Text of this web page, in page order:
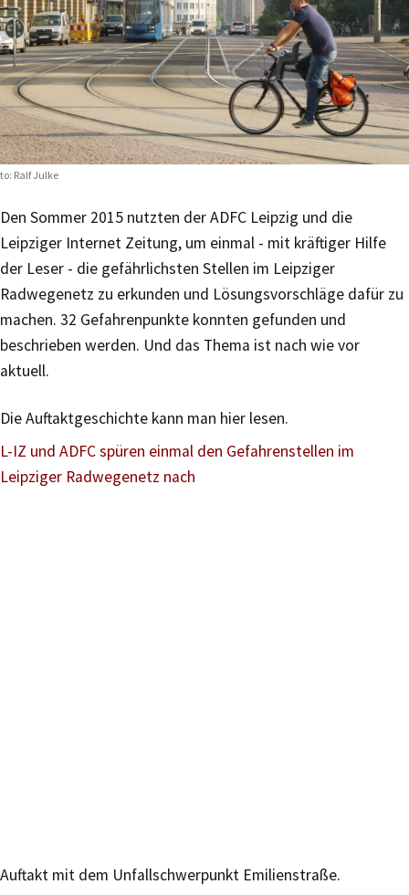
Ralf Julke
Den Sommer 2015 nutzten der ADFC Leipzig und die
Leipziger Internet Zeitung, um einmal - mit kräftiger Hilfe
der Leser - die gefährlichsten Stellen im Leipziger
Radwegenetz zu erkunden und Lösungsvorschläge dafür zu
machen. 32 Gefahrenpunkte konnten gefunden und
beschrieben werden. Und das Thema ist nach wie vor
aktuell.
Die Auftaktgeschichte kann man hier lesen.
L-IZ und ADFC spüren einmal den Gefahrenstellen im
Leipziger Radwegenetz nach
Auftakt mit dem Unfallschwerpunkt Emilienstraße.